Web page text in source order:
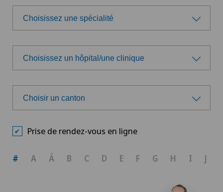
Choisissez une spécialité
Choisissez une spécialité
Allergologie et immunologie
Andrologie
Angiographie
Choisissez un hôpital/une clinique
Choisissez un hôpital/une clinique
Ars Medica Agno
Ars Medica Bellinzona
Ars Medica Manno
Choisir un canton
Prise de rendez-vous en ligne
# A Ä B C D E F G H I J